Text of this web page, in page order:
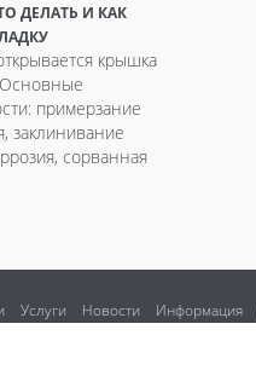
ДЕЛАТЬ И КАК
крышка
Основные
примерзание
заклинивание
сорванная
Услуги Новости Информация